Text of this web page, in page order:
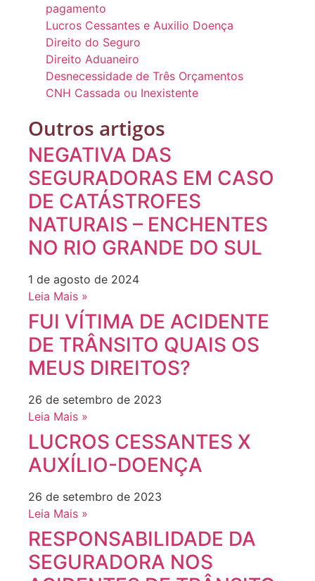
pagamento
Lucros Cessantes e Auxilio Doença
Direito do Seguro
Direito Aduaneiro
Desnecessidade de Três Orçamentos
CNH Cassada ou Inexistente
Outros artigos
NEGATIVA DAS
SEGURADORAS EM CASO
DE CATÁSTROFES
NATURAIS – ENCHENTES
NO RIO GRANDE DO SUL
1 de agosto de 2024
Leia Mais »
FUI VÍTIMA DE ACIDENTE
DE TRÂNSITO QUAIS OS
MEUS DIREITOS?
26 de setembro de 2023
Leia Mais »
LUCROS CESSANTES X
AUXÍLIO-DOENÇA
26 de setembro de 2023
Leia Mais »
RESPONSABILIDADE DA
SEGURADORA NOS